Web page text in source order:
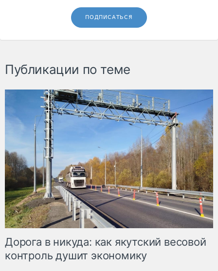
ПОДПИСАТЬСЯ
Публикации по теме
Дорога в никуда: как якутский весовой
контроль душит экономику